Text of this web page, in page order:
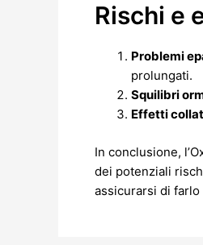
Rischi e
Problemi
prolungati.
Squilibri
Effetti
In conclusione,
dei potenziali
assicurarsi di